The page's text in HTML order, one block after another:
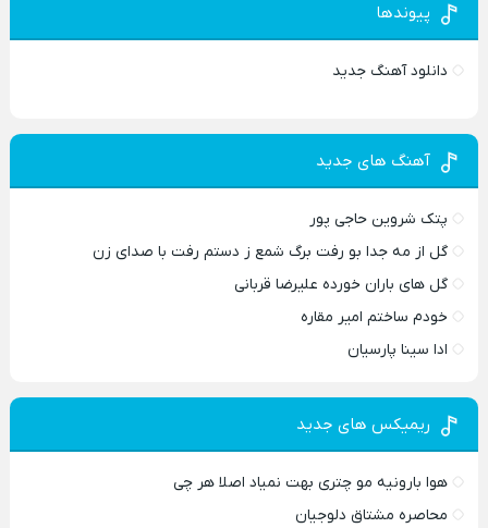
پیوندها
دانلود آهنگ جدید
آهنگ های جدید
پتک شروین حاجی پور
گل از مه جدا بو رفت برگ شمع ز دستم رفت با صدای زن
گل های باران خورده علیرضا قربانی
خودم ساختم امیر مقاره
ادا سینا پارسیان
ریمیکس های جدید
هوا بارونیه مو چتری بهت نمیاد اصلا هر چی
محاصره مشتاق دلوجیان